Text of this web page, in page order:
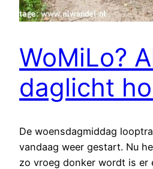
WoMiLo?
daglicht
De woensdagmiddag
vandaag weer gestart. Nu
zo vroeg donker wordt is er